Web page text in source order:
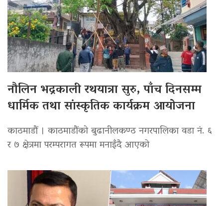
नौलिन भद्रकाली रथयात्रा सुरु, पाँच दिनसम्म
धार्मिक तथा सांस्कृतिक कार्यक्रम आयोजना
काठमाडौं । काठमाडौंको बुढानीलकण्ठ नगरपालिका वडा नं. ६
र ७ क्षेत्रमा परम्परागत रूपमा मनाइँदै आएको